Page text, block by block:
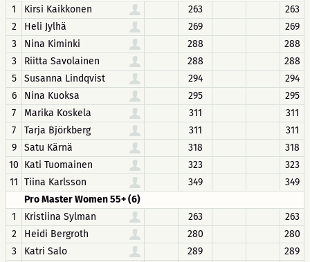
1
Kirsi Kaikkonen 263
263
2
Heli Jylhä 269
269
3
Nina Kiminki 288
288
3
Riitta Savolainen 288
288
5
Susanna Lindqvist 294
294
6
Nina Kuoksa 295
295
7
Marika Koskela 311
311
7
Tarja Björkberg 311
311
9
Satu Kärnä 318
318
10 Kati Tuomainen 323
323
11 Tiina Karlsson 349
349
Pro Master Women 55+ (6)
1
Kristiina Sylman 263
263
2
Heidi Bergroth 280
280
3
Katri Salo 289
289